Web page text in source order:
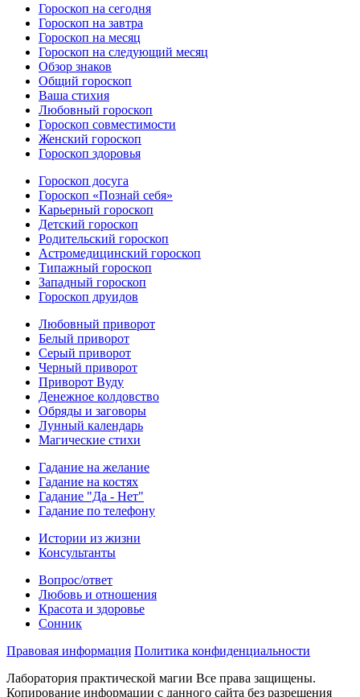
Гороскоп на сегодня
Гороскоп на завтра
Гороскоп на месяц
Гороскоп на следующий месяц
Обзор знаков
Общий гороскоп
Ваша стихия
Любовный гороскоп
Гороскоп совместимости
Женский гороскоп
Гороскоп здоровья
Гороскоп досуга
Гороскоп «Познай себя»
Карьерный гороскоп
Детский гороскоп
Родительский гороскоп
Астромедицинский гороскоп
Типажный гороскоп
Западный гороскоп
Гороскоп друидов
Любовный приворот
Белый приворот
Серый приворот
Черный приворот
Приворот Вуду
Денежное колдовство
Обряды и заговоры
Лунный календарь
Магические стихи
Гадание на желание
Гадание на костях
Гадание "Да - Нет"
Гадание по телефону
Истории из жизни
Консультанты
Вопрос/ответ
Любовь и отношения
Красота и здоровье
Сонник
Правовая информация Политика конфиденциальности
Лаборатория практической магии Все права защищены.
Копирование информации с данного сайта без разрешения